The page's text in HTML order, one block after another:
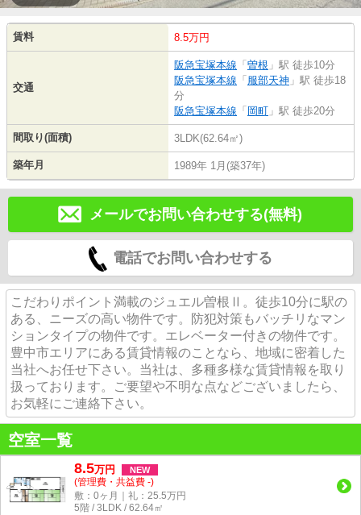
賃料 8.5万円
交通
阪急宝塚本線 「 曽根 」駅 徒歩10分
阪急宝塚本線 「 服部天神 」駅 徒歩18
分
阪急宝塚本線 「 岡町 」駅 徒歩20分
間取り(面積) 3LDK(62.64㎡)
築年月 1989年 1月(築37年)
メールでお問い合わせする(無料)
電話でお問い合わせする
こだわりポイント満載のジュエル曽根Ⅱ。徒歩10分に駅の
ある、ニーズの高い物件です。防犯対策もバッチリなマン
ションタイプの物件です。エレベーター付きの物件です。
豊中市エリアにある賃貸情報のことなら、地域に密着した
当社へお任せ下さい。当社は、多種多様な賃貸情報を取り
扱っております。ご要望や不明な点などございましたら、
お気軽にご連絡下さい。
空室一覧
8.5万円 NEW
(管理費・共益費 -)
敷：0ヶ月｜礼：25.5万円
5階 / 3LDK / 62.64㎡